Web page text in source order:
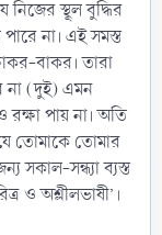
নিজের স্থূল বুদ্ধির
না। এই সমস্ত
বাকর। তারা
না (দুই) এমন
পায় না। অতি
তোমাকে তোমার
সকাল-সন্ধ্যা ব্যস্ত
ও অশ্লীলভাষী’।